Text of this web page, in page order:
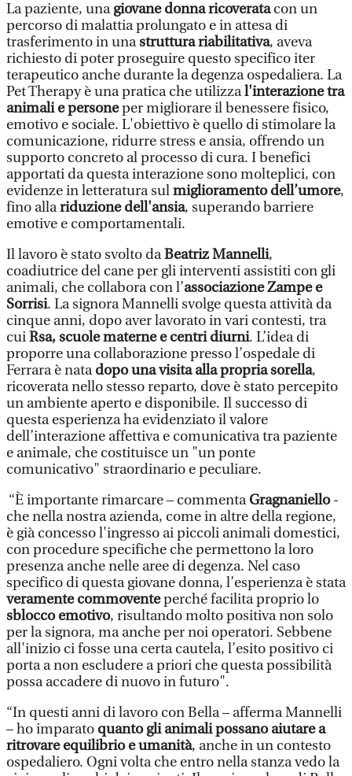
La paziente, unagiovane donna ricoveratacon un
percorso di malattia prolungato e in attesa di
trasferimento in unastruttura riabilitativa, aveva
richiesto di poter proseguire questo specifico iter
terapeutico anche durante la degenza ospedaliera. La
Pet Therapy è una pratica che utilizzal'interazione tra
animali e personeper migliorare il benessere fisico,
emotivo e sociale. L'obiettivo è quello di stimolare la
comunicazione, ridurre stress e ansia, offrendo un
supporto concreto al processo di cura. I benefici
apportati da questa interazione sono molteplici, con
evidenze in letteratura sulmiglioramento dell’umore,
fino allariduzione dell'ansia, superando barriere
emotive e comportamentali.
Il lavoro è stato svolto daBeatriz Mannelli,
coadiutrice del cane per gli interventi assistiti con gli
animali, che collabora con l’associazione Zampe e
Sorrisi. La signora Mannelli svolge questa attività da
cinque anni, dopo aver lavorato in vari contesti, tra
cuiRsa, scuole materne e centri diurni. L’idea di
proporre una collaborazione presso l’ospedale di
Ferrara è natadopo una visita alla propria sorella,
ricoverata nello stesso reparto, dove è stato percepito
un ambiente aperto e disponibile. Il successo di
questa esperienza ha evidenziato il valore
dell’interazione affettiva e comunicativa tra paziente
e animale, che costituisce un "un ponte
comunicativo" straordinario e peculiare.
“È importante rimarcare – commentaGragnaniello-
che nella nostra azienda, come in altre della regione,
è già concesso l'ingresso ai piccoli animali domestici,
con procedure specifiche che permettono la loro
presenza anche nelle aree di degenza. Nel caso
specifico di questa giovane donna, l’esperienza è stata
veramente commoventeperché facilita proprio lo
sblocco emotivo, risultando molto positiva non solo
per la signora, ma anche per noi operatori. Sebbene
all'inizio ci fosse una certa cautela, l’esito positivo ci
porta a non escludere a priori che questa possibilità
possa accadere di nuovo in futuro".
“In questi anni di lavoro con Bella – afferma Mannelli
– ho imparato quanto gli animali possano aiutare a
ritrovare equilibrio e umanità, anche in un contesto
ospedaliero. Ogni volta che entro nella stanza vedo la